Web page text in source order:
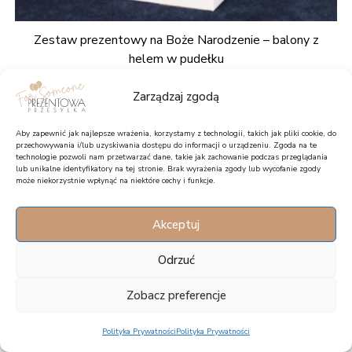
Zarządzaj zgodą
Aby zapewnić jak najlepsze wrażenia, korzystamy z technologii, takich jak pliki cookie, do
przechowywania i/lub uzyskiwania dostępu do informacji o urządzeniu. Zgoda na te
technologie pozwoli nam przetwarzać dane, takie jak zachowanie podczas przeglądania
lub unikalne identyfikatory na tej stronie. Brak wyrażenia zgody lub wycofanie zgody
może niekorzystnie wpłynąć na niektóre cechy i funkcje.
Akceptuj
Odrzuć
Zobacz preferencje
Polityka PrywatnościPolityka Prywatności
Zestaw prezentowy na Boże Narodzenie – balony z
helem w pudełku
144,90zł
WYŚLIJ JAKO PREZENT